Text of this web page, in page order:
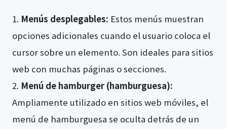
Menús desplegables: Estos menús muestran
opciones adicionales cuando el usuario coloca el
cursor sobre un elemento. Son ideales para sitios
web con muchas páginas o secciones.
Menú de hamburger (hamburguesa):
Ampliamente utilizado en sitios web móviles, el
menú de hamburguesa se oculta detrás de un